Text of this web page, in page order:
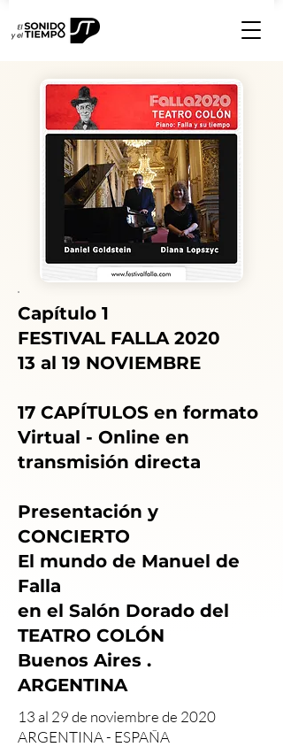
Capítulo 1
FESTIVAL FALLA 2020
13 al 19 NOVIEMBRE
17 CAPÍTULOS en formato
Virtual - Online en
transmisión directa
Presentación y
CONCIERTO
El mundo de Manuel de
Falla
en el Salón Dorado del
TEATRO COLÓN
Buenos Aires .
ARGENTINA
13 al 29 de noviembre de 2020
ARGENTINA - ESPAÑA